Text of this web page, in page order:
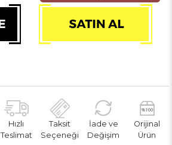
Hızlı
Teslimat
Taksit
Seçeneği
İade ve
Değişim
Orijinal
Ürün